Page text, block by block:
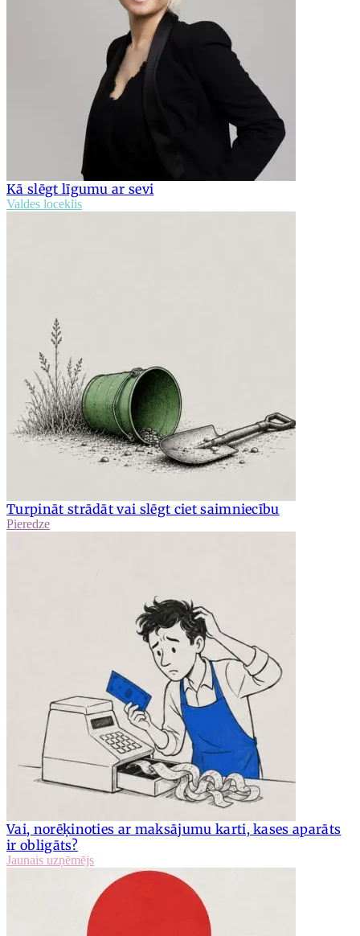
Kā slēgt līgumu ar sevi
Valdes loceklis
Turpināt strādāt vai slēgt ciet saimniecību
Pieredze
Vai, norēķinoties ar maksājumu karti, kases aparāts
ir obligāts?
Jaunais uzņēmējs